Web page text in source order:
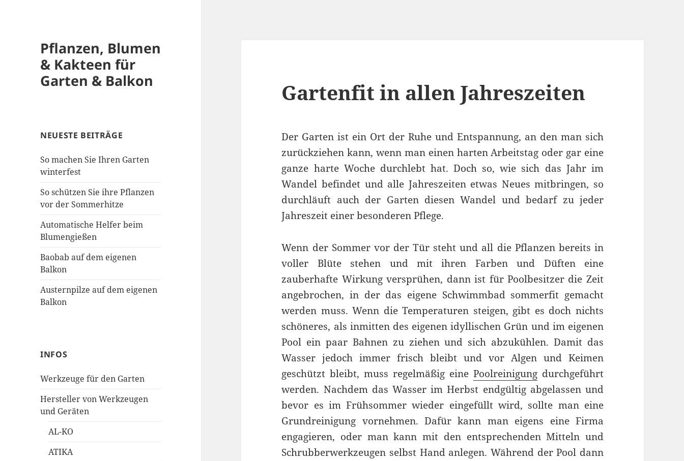
Pflanzen, Blumen
& Kakteen für
Garten & Balkon
NEUESTE BEITRÄGE
So machen Sie Ihren Garten
winterfest
So schützen Sie ihre Pflanzen
vor der Sommerhitze
Automatische Helfer beim
Blumengießen
Baobab auf dem eigenen
Balkon
Austernpilze auf dem eigenen
Balkon
INFOS
Werkzeuge für den Garten
Hersteller von Werkzeugen
und Geräten
AL-KO
ATIKA
Gartenfit in allen Jahreszeiten
Der Garten ist ein Ort der Ruhe und Entspannung, an den man sich
zurückziehen kann, wenn man einen harten Arbeitstag oder gar eine
ganze harte Woche durchlebt hat. Doch so, wie sich das Jahr im
Wandel befindet und alle Jahreszeiten etwas Neues mitbringen, so
durchläuft auch der Garten diesen Wandel und bedarf zu jeder
Jahreszeit einer besonderen Pflege.
Wenn der Sommer vor der Tür steht und all die Pflanzen bereits in
voller Blüte stehen und mit ihren Farben und Düften eine
zauberhafte Wirkung versprühen, dann ist für Poolbesitzer die Zeit
angebrochen, in der das eigene Schwimmbad sommerfit gemacht
werden muss. Wenn die Temperaturen steigen, gibt es doch nichts
schöneres, als inmitten des eigenen idyllischen Grün und im eigenen
Pool ein paar Bahnen zu ziehen und sich abzukühlen. Damit das
Wasser jedoch immer frisch bleibt und vor Algen und Keimen
geschützt bleibt, muss regelmäßig eine Poolreinigungdurchgeführt
werden. Nachdem das Wasser im Herbst endgültig abgelassen und
bevor es im Frühsommer wieder eingefüllt wird, sollte man eine
Grundreinigung vornehmen. Dafür kann man eigens eine Firma
engagieren, oder man kann mit den entsprechenden Mitteln und
Schrubberwerkzeugen selbst Hand anlegen. Während der Pool dann